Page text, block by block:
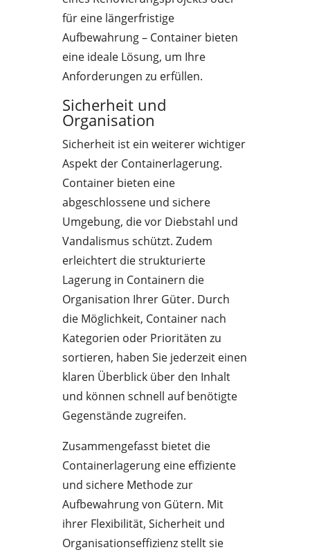
für eine längerfristige
Aufbewahrung – Container bieten
eine ideale Lösung, um Ihre
Anforderungen zu erfüllen.
Sicherheit und
Organisation
Sicherheit ist ein weiterer wichtiger
Aspekt der Containerlagerung.
Container bieten eine
abgeschlossene und sichere
Umgebung, die vor Diebstahl und
Vandalismus schützt. Zudem
erleichtert die strukturierte
Lagerung in Containern die
Organisation Ihrer Güter. Durch
die Möglichkeit, Container nach
Kategorien oder Prioritäten zu
sortieren, haben Sie jederzeit einen
klaren Überblick über den Inhalt
und können schnell auf benötigte
Gegenstände zugreifen.
Zusammengefasst bietet die
Containerlagerung eine effiziente
und sichere Methode zur
Aufbewahrung von Gütern. Mit
ihrer Flexibilität, Sicherheit und
Organisationseffizienz stellt sie